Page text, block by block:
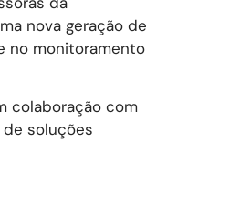
nova geração de
no monitoramento
colaboração com
soluções